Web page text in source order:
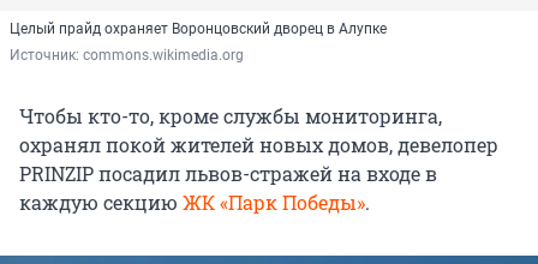
Целый прайд охраняет Воронцовский дворец в Алупке
Источник: commons.wikimedia.org
Чтобы кто-то, кроме службы мониторинга,
охранял покой жителей новых домов, девелопер
PRINZIP посадил львов-стражей на входе в
каждую секцию ЖК «Парк Победы».